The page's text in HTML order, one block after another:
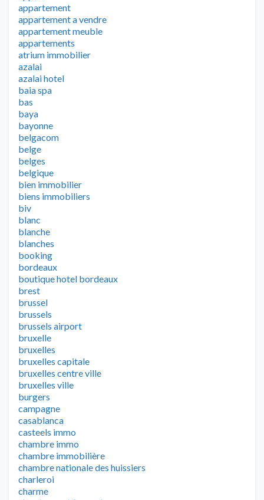
appartement
appartement a vendre
appartement meuble
appartements
atrium immobilier
azalai
azalai hotel
baia spa
bas
baya
bayonne
belgacom
belge
belges
belgique
bien immobilier
biens immobiliers
biv
blanc
blanche
blanches
booking
bordeaux
boutique hotel bordeaux
brest
brussel
brussels
brussels airport
bruxelle
bruxelles
bruxelles capitale
bruxelles centre ville
bruxelles ville
burgers
campagne
casablanca
casteels immo
chambre immo
chambre immobilière
chambre nationale des huissiers
charleroi
charme